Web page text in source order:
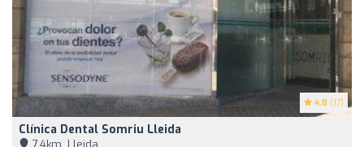
4.8 (17)
Clínica Dental Somriu Lleida
7,4km, Lleida